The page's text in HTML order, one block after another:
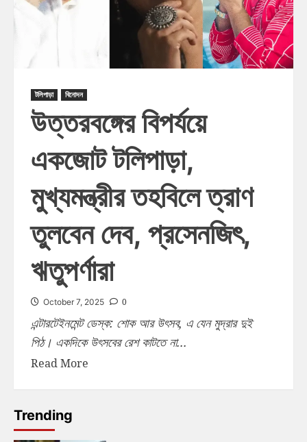
টলিপাড়া বিনোদন
উত্তরবঙ্গের বিপর্যয়ে
একজোট টলিপাড়া,
মুখ্যমন্ত্রীর তহবিলে ত্রাণ
তুলবেন দেব, প্রসেনজিৎ,
ঋতুপর্ণারা
October 7, 2025 0
এন্টারটেইনমেন্ট ডেস্ক: শোক আর উৎসব, এ যেন মুদ্রার দুই
পিঠ। একদিকে উৎসবের রেশ কাটতে না...
Read More
Trending